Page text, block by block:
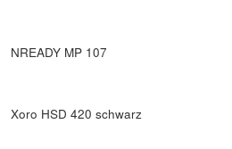
NREADY MP 107
Xoro HSD 420 schwarz